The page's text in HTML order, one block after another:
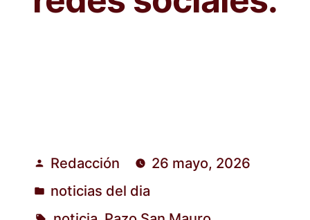
Publicado
por
Redacción 26 mayo, 2026
Publicado
noticias del dia